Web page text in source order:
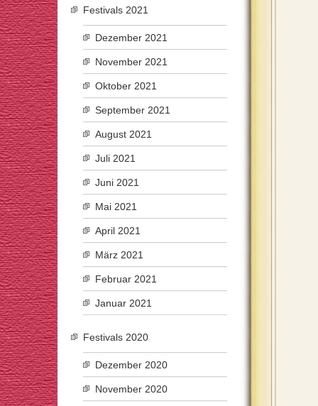
Festivals 2021
Dezember 2021
November 2021
Oktober 2021
September 2021
August 2021
Juli 2021
Juni 2021
Mai 2021
April 2021
März 2021
Februar 2021
Januar 2021
Festivals 2020
Dezember 2020
November 2020